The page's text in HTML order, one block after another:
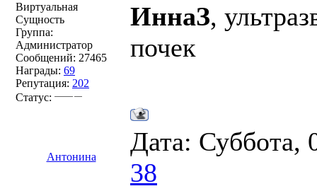
Виртуальная
Сущность
Группа:
Администратор
Сообщений: 27465
Награды: 69
Репутация: 202
Статус:
ИннаЗ,
почек
Антонина
Дата: Суббота,
38